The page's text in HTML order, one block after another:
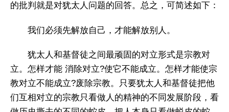
的批判就是对犹太人问题的回答。总之，可简述如下：
我们必须先解放自己，才能解放别人。
犹太人和基督徒之间最顽固的对立形式是宗教对
立。怎样才能 消除对立?使它不能成立。怎样才能使宗
教对立不能成立?废除宗教。只要犹太人和基督徒把他
们互相对立的宗教只看做人的精神的不同发展阶段，看